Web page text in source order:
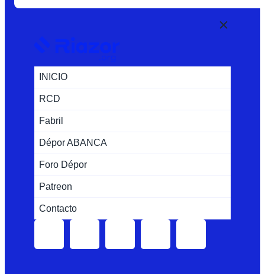
INICIO
RCD
Fabril
Dépor ABANCA
Foro Dépor
Patreon
Contacto